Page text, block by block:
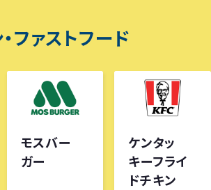
ファストフード
モスバー
ガー
ケンタッ
キーフライ
ドチキン